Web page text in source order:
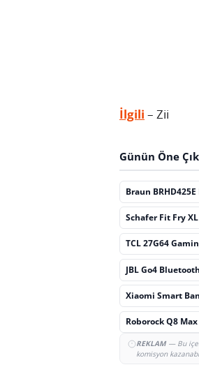
İlgili – Zii
Günün Öne
Braun
Schafer Fit Fry
TCL 27G64
JBL Go4
Xiaomi Smart
Roborock Q8
REKLAM— Bu
komisyon